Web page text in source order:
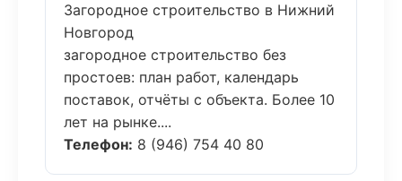
Загородное строительство в Нижний
Новгород
загородное строительство без
простоев: план работ, календарь
поставок, отчёты с объекта. Более 10
лет на рынке....
Телефон: 8 (946) 754 40 80